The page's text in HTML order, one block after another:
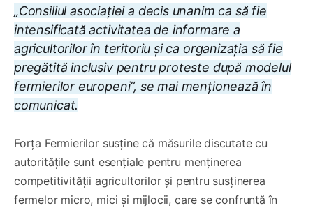
„Consiliul asociației a decis unanim ca să fie
intensificată activitatea de informare a
agricultorilor în teritoriu și ca organizația să fie
pregătită inclusiv pentru proteste după modelul
fermierilor europeni”, se mai menționează în
comunicat.
Forța Fermierilor susține că măsurile discutate cu
autoritățile sunt esențiale pentru menținerea
competitivității agricultorilor și pentru susținerea
fermelor micro, mici și mijlocii, care se confruntă în